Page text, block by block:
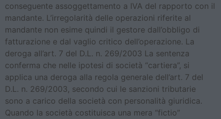
conseguente assoggettamento a IVA del rapporto con il
mandante. L’irregolarità delle operazioni riferite al
mandante non esime quindi il gestore dall’obbligo di
fatturazione e dal vaglio critico dell’operazione. La
deroga all’art. 7 del D.L. n. 269/2003 La sentenza
conferma che nelle ipotesi di società “cartiera”, si
applica una deroga alla regola generale dell’art. 7 del
D.L. n. 269/2003, secondo cui le sanzioni tributarie
sono a carico della società con personalità giuridica.
Quando la società costituisca una mera “fictio”